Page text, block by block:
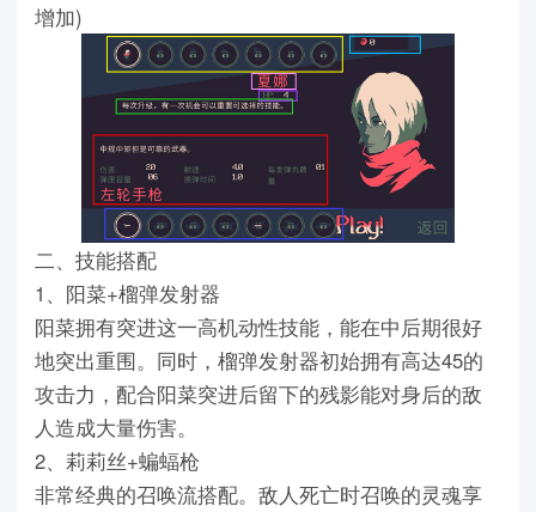
增加)
二、技能搭配
1、阳菜+榴弹发射器
阳菜拥有突进这一高机动性技能，能在中后期很好
地突出重围。同时，榴弹发射器初始拥有高达45的
攻击力，配合阳菜突进后留下的残影能对身后的敌
人造成大量伤害。
2、莉莉丝+蝙蝠枪
非常经典的召唤流搭配。敌人死亡时召唤的灵魂享